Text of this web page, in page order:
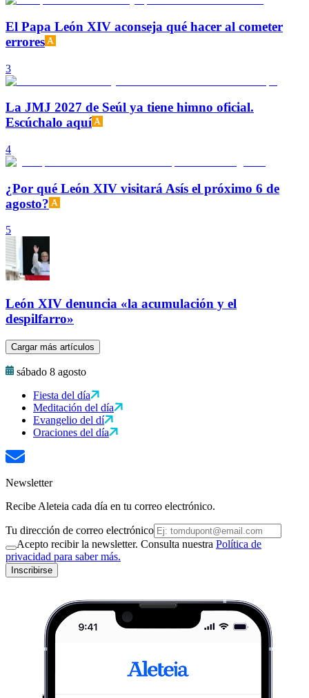
El Papa León XIV aconseja qué hacer al cometer
errores
3
La JMJ 2027 de Seúl ya tiene himno oficial.
Escúchalo aquí
4
¿Por qué León XIV visitará Asís el próximo 6 de
agosto?
5
León XIV denuncia «la acumulación y el
despilfarro»
Cargar más artículos
sábado 8 agosto
Fiesta del día
Meditación del día
Evangelio del dí
Oraciones del día
Newsletter
Recibe Aleteia cada día en tu correo electrónico.
Tu dirección de correo electrónico
Acepto recibir la newsletter. Consulta nuestra Política de
privacidad para saber más.
Inscribirse